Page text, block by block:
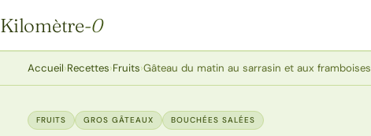
Kilomètre-0
Kilomètre-0
Accueil›Recettes›Fruits›Gâteau du matin au sarrasin et aux framboises
FRUITS GROS GÂTEAUX BOUCHÉES SALÉES